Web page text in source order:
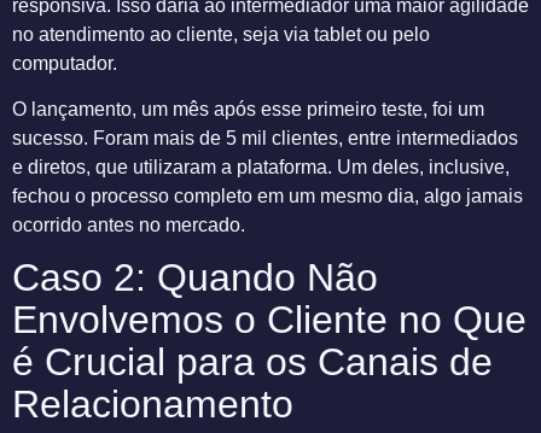
responsiva. Isso daria ao intermediador uma maior agilidade
no atendimento ao cliente, seja via tablet ou pelo
computador.
O lançamento, um mês após esse primeiro teste, foi um
sucesso. Foram mais de 5 mil clientes, entre intermediados
e diretos, que utilizaram a plataforma. Um deles, inclusive,
fechou o processo completo em um mesmo dia, algo jamais
ocorrido antes no mercado.
Caso 2: Quando Não
Envolvemos o Cliente no Que
é Crucial para os Canais de
Relacionamento